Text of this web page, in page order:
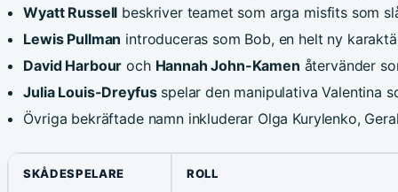
Wyatt Russell beskriver teamet som arga misfits som
Lewis Pullman introduceras som Bob, en helt ny
David Harbour och Hannah John-Kamen återvänder
Julia Louis-Dreyfusspelar den manipulativa Valentina
Övriga bekräftade namn inkluderar Olga Kurylenko,
SKÅDESPELARE ROLL